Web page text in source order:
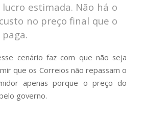
estimada. Não há o
no preço final que o
cenário faz com que não seja
que os Correios não repassam o
apenas porque o preço do
governo.